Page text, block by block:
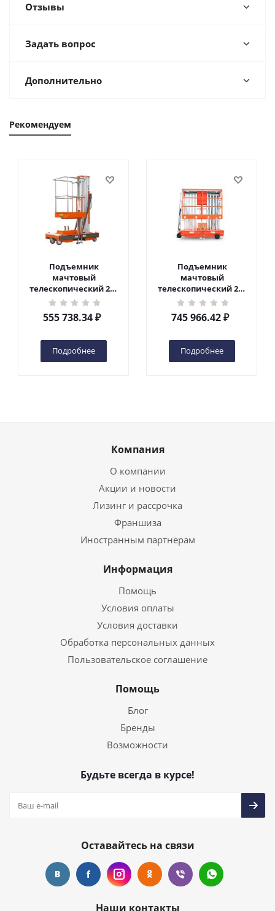
Отзывы
Задать вопрос
Дополнительно
Рекомендуем
Подъемник
мачтовый
телескопический 200
кг 6 м TOR GTWY6-200S
DC 2-мачтовый
(автономный) (G) в
555 738.34₽
Подробнее
Подъемник
мачтовый
телескопический 200
кг 10 м TOR GTWY10-
200S DC 2-мачтовый
(автономный) (N) в
745 966.42₽
Подробнее
Компания
О компании
Акции и новости
Лизинг и рассрочка
Франшиза
Иностранным партнерам
Информация
Помощь
Условия оплаты
Условия доставки
Обработка персональных данных
Пользовательское соглашение
Помощь
Блог
Бренды
Возможности
Будьте всегда в курсе!
Оставайтесь на связи
Наши контакты